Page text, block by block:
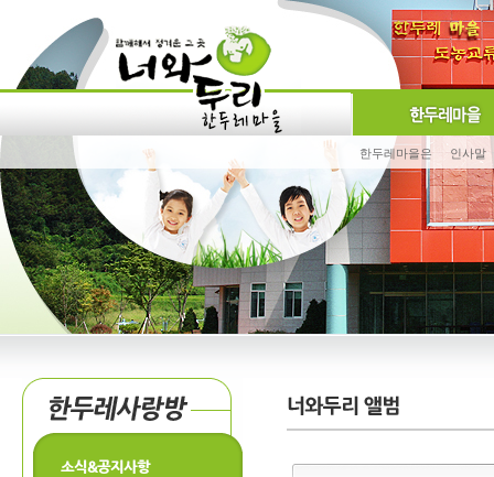
한두레마을은 인사말
소식&공지사항